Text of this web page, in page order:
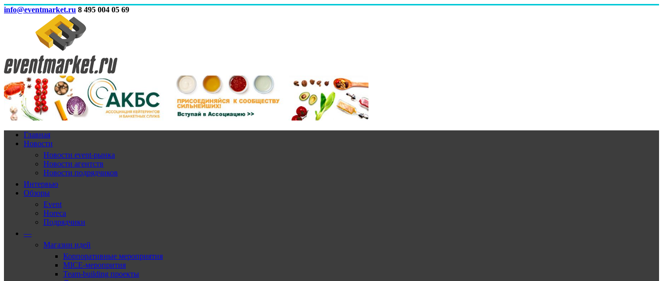
info@eventmarket.ru 8 495 004 05 69
Главная
Новости
Новости event-рынка
Новости агентств
Новости подрядчиков
Интервью
Обзоры
Event
Horeca
Подрядчики
—
Магазин идей
Корпоративные мероприятия
MICE-меропрития
Team-building проекты